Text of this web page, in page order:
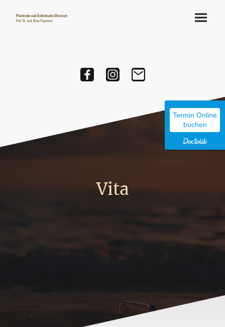
Plastische und Ästhetische Chirurgie
Prof. Dr. med. Klaus Plogmeier
Vita
Termin Online
buchen